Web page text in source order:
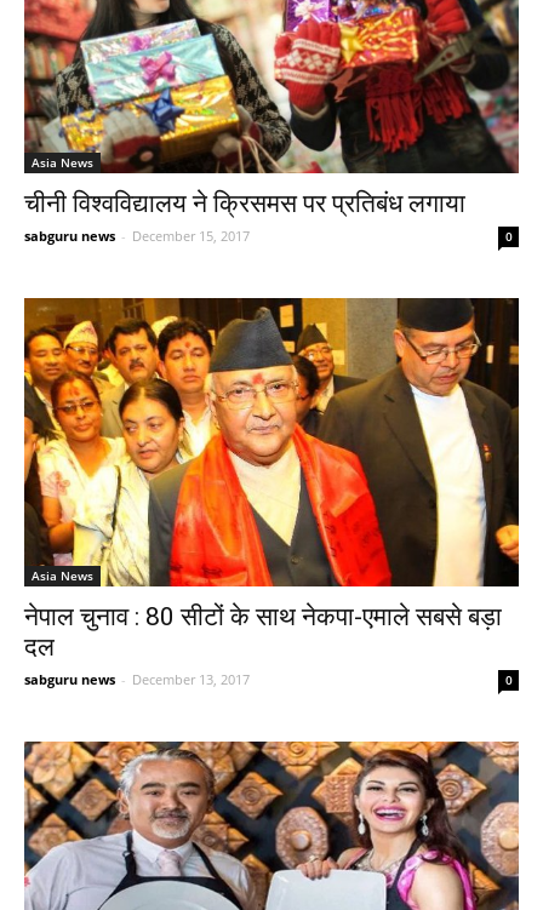
Asia News
चीनी विश्वविद्यालय ने क्रिसमस पर प्रतिबंध लगाया
sabguru news - December 15, 2017 0
Asia News
नेपाल चुनाव : 80 सीटों के साथ नेकपा-एमाले सबसे बड़ा
दल
sabguru news - December 13, 2017 0